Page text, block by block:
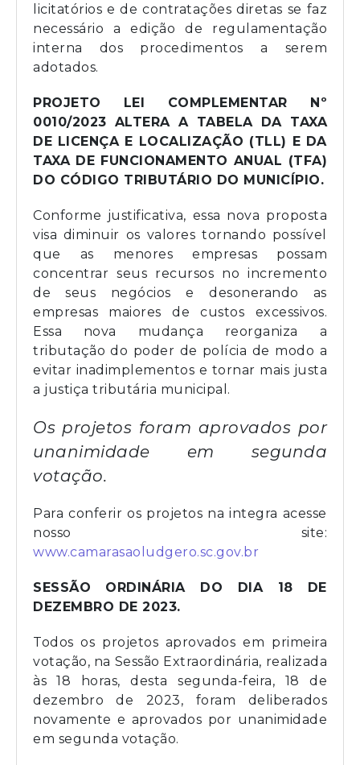
licitatórios e de contratações diretas se faz
necessário a edição de regulamentação
interna dos procedimentos a serem
adotados.
PROJETO LEI COMPLEMENTAR Nº
0010/2023 ALTERA A TABELA DA TAXA
DE LICENÇA E LOCALIZAÇÃO (TLL) E DA
TAXA DE FUNCIONAMENTO ANUAL (TFA)
DO CÓDIGO TRIBUTÁRIO DO MUNICÍPIO.
Conforme justificativa, essa nova proposta
visa diminuir os valores tornando possível
que as menores empresas possam
concentrar seus recursos no incremento
de seus negócios e desonerando as
empresas maiores de custos excessivos.
Essa nova mudança reorganiza a
tributação do poder de polícia de modo a
evitar inadimplementos e tornar mais justa
a justiça tributária municipal.
Os projetos foram aprovados por
unanimidade em segunda
votação.
Para conferir os projetos na integra acesse
nosso site:
www.camarasaoludgero.sc.gov.br
SESSÃO ORDINÁRIA DO DIA 18 DE
DEZEMBRO DE 2023.
Todos os projetos aprovados em primeira
votação, na Sessão Extraordinária, realizada
às 18 horas, desta segunda-feira, 18 de
dezembro de 2023, foram deliberados
novamente e aprovados por unanimidade
em segunda votação.